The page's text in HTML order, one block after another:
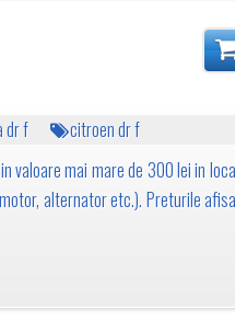
dr f
citroen dr f
valoare mai mare de 300 lei in
alternator etc.). Preturile